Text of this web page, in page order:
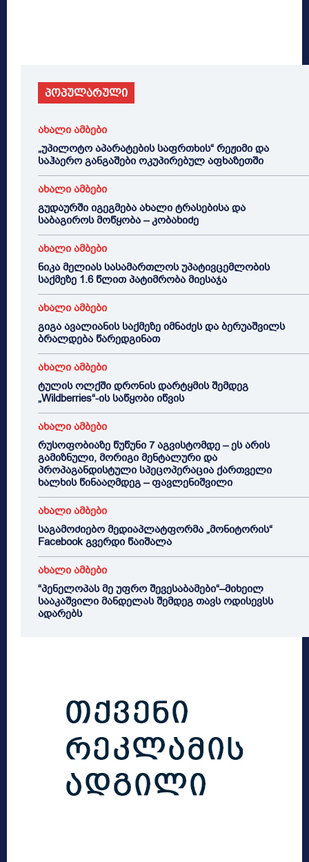
პოპულარული
ახალი ამბები
„უპილოტო აპარატების საფრთხის“ რეჟიმი და
საჰაერო განგაშები ოკუპირებულ აფხაზეთში
ახალი ამბები
გუდაურში იგეგმება ახალი ტრასებისა და
საბაგიროს მოწყობა – კობახიძე
ახალი ამბები
ნიკა მელიას სასამართლოს უპატივცემლობის
საქმეზე 1.6 წლით პატიმრობა მიესაჯა
ახალი ამბები
გიგა ავალიანის საქმეზე იმნაძეს და ბერუაშვილს
ბრალდება წარედგინათ
ახალი ამბები
ტულის ოლქში დრონის დარტყმის შემდეგ
„Wildberries“-ის საწყობი იწვის
ახალი ამბები
რუსოფობიაზე წუწუნი 7 აგვისტომდე – ეს არის
გამიზნული, მორიგი მენტალური და
პროპაგანდისტული სპეცოპერაცია ქართველი
ხალხის წინააღმდეგ – ფავლენიშვილი
ახალი ამბები
საგამოძიებო მედიაპლატფორმა „მონიტორის“
Facebook გვერდი წაიშალა
ახალი ამბები
“პენელოპას მე უფრო შევესაბამები“–მიხეილ
სააკაშვილი მანდელას შემდეგ თავს ოდისევსს
ადარებს